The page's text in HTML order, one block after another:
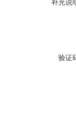
补充说
验证